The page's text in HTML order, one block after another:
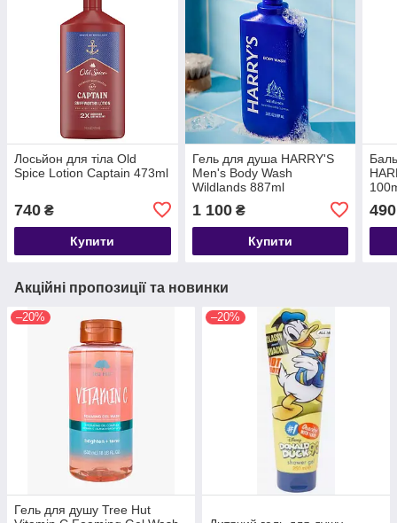
Лосьйон для тіла Old
Spice Lotion Captain 473ml
740 ₴
Купити
Гель для душа HARRY'S
Men's Body Wash
Wildlands 887ml
1 100₴
Купити
490
Акційні пропозиції та новинки
–20%
Гель для душу Tree Hut
–20%